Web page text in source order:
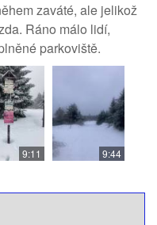
zaváté, ale jelikož
Ráno málo lidí,
parkoviště.
9:11 9:44